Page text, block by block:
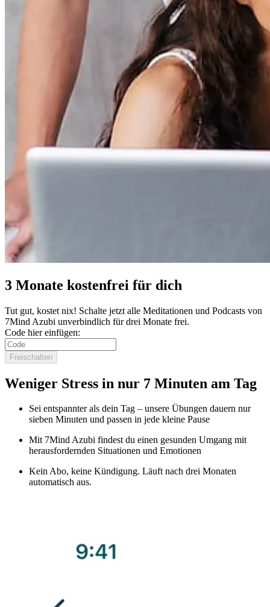
3 Monate kostenfrei für dich
Tut gut, kostet nix! Schalte jetzt alle Meditationen und Podcasts von
7Mind Azubi unverbindlich für drei Monate frei.
Code hier einfügen:
Freischalten
Weniger Stress in nur 7 Minuten am Tag
Sei entspannter als dein Tag – unsere Übungen dauern nur
sieben Minuten und passen in jede kleine Pause
Mit 7Mind Azubi findest du einen gesunden Umgang mit
herausfordernden Situationen und Emotionen
Kein Abo, keine Kündigung. Läuft nach drei Monaten
automatisch aus.